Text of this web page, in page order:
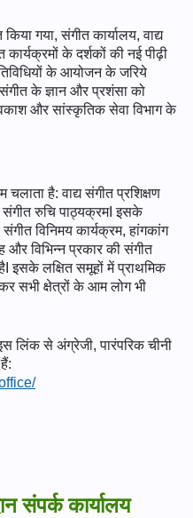
गया, संगीत कार्यालय, वाद्य
के दर्शकों की नई पीढ़ी
के आयोजन के जरिये
के ज्ञान और प्रशंसा को
और सांस्कृतिक सेवा विभाग के
चलाता है: वाद्य संगीत प्रशिक्षण
रुचि पाठ्यक्रमI इसके
विनिमय कार्यक्रम, हांगकांग
और विभिन्न प्रकार की संगीत
इसके लक्षित समूहों में प्राथमिक
सभी क्षेत्रों के आम लोग भी
लिंक से अंग्रेजी, पारंपरिक चीनी
संपर्क कार्यालय